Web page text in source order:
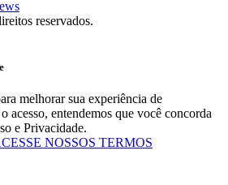
reservados.
melhorar sua experiência de
acesso, entendemos que você concorda
e Privacidade.
NOSSOS TERMOS